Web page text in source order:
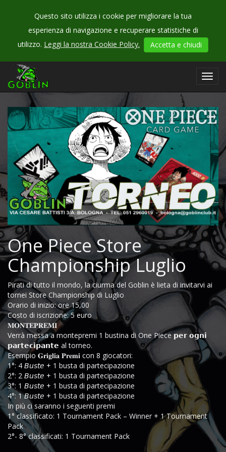
Questo sito utilizza i cookie per migliorare la tua
esperienza di navigazione e recuperare statistiche di
utilizzo. Leggi la nostra Cookie Policy. Accetta e chiudi
CHECK
OUR
One Piece Store
Championship Luglio
Pirati di tutto il mondo, la ciurma del Goblin è lieta di invitarvi ai
tornei Store Championship di Luglio
Orario di inizio: ore 15,00
Costo di iscrizione: 5 euro
𝐌𝐎𝐍𝐓𝐄𝐏𝐑𝐄𝐌𝐈
Verrà messa a montepremi 1 bustina di One Piece 𝗽𝗲𝗿 𝗼𝗴𝗻𝗶
𝗽𝗮𝗿𝘁𝗲𝗰𝗶𝗽𝗮𝗻𝘁𝗲 al torneo.
Esempio 𝐆𝐫𝐢𝐠𝐥𝐢𝐚 𝐏𝐫𝐞𝐦𝐢 con 8 giocatori:
1°: 4 𝘉𝘶𝘴𝘵𝘦 + 1 busta di partecipazione
2°: 2 𝘉𝘶𝘴𝘵𝘦 + 1 busta di partecipazione
3°: 1 𝘉𝘶𝘴𝘵𝘦 + 1 busta di partecipazione
4°: 1 𝘉𝘶𝘴𝘵𝘦 + 1 busta di partecipazione
In più ci saranno i seguenti premi
1° classificato: 1 Tournament Pack – Winner + 1 Tournament
Pack
2°- 8° classificati: 1 Tournament Pack